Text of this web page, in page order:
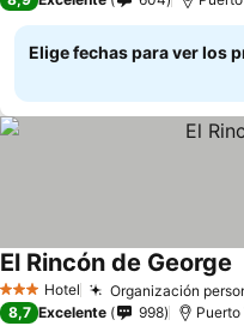
Elige fechas para ver los
3 Estrellas
Hotel Organización
El Rincón de George
8,7 Excelente 998 Puerto